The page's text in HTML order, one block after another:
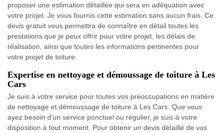
proposer une estimation détaillée qui sera en adéquation avec
votre projet. Je vous fournis cette estimation sans aucun frais. Ce
devis gratuit vous permettra de connaître en détail toutes les
prestations que je peux offrir pour votre projet, les délais de
réalisation, ainsi que toutes les informations pertinentes pour
votre projet de toiture.
Expertise en nettoyage et démoussage de toiture à Les
Cars
Je suis à votre service pour toutes vos préoccupations en matière
de nettoyage et démoussage de toiture à Les Cars. Que vous
ayez besoin d'un service ponctuel ou régulier, je suis à votre
disposition à tout moment. Pour obtenir un devis détaillé de vos